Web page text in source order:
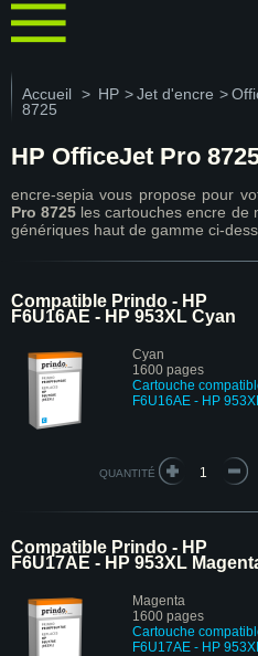
Accueil > HP >Jet d'encre >
8725
HP OfficeJet Pro
encre-sepia vous propose pour
Pro 8725 les cartouches encre de
génériques haut de gamme ci-
Compatible Prindo - HP
F6U16AE - HP 953XL Cyan
Cyan
1600 pages
Cartouche
F6U16AE - HP
QUANTITÉ
Compatible Prindo - HP
F6U17AE - HP 953XL
Magenta
1600 pages
Cartouche
F6U17AE - HP